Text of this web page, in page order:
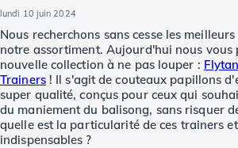
lundi 10 juin 2024
Nous recherchons sans cesse les
notre assortiment. Aujourd'hui nous vous
nouvelle collection à ne pas louper :
Trainers! Il s'agit de couteaux papillons
super qualité, conçus pour ceux qui
du maniement du balisong, sans risquer
quelle est la particularité de ces trainers
indispensables ?